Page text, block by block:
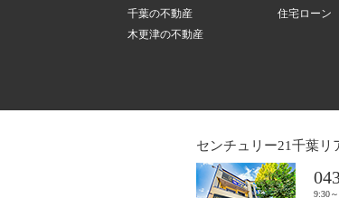
千葉の不動産
木更津の不動産
住宅ローン
センチュリー21千葉リ
9:30